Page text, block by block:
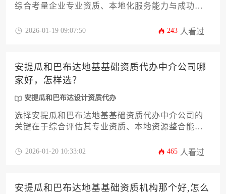
综合考量企业专业资质、本地化服务能力与成功案
熟悉加勒比地区设计行业法规且拥有稳定政府沟通
2026-01-19 09:07:50 243 人看过
安提瓜和巴布达地基基础资质代办中介公司哪
家好，怎样选？
安提瓜和巴布达设计资质代办
选择安提瓜和巴布达地基基础资质代办中介公司的
关键在于综合评估其专业资质、本地资源整合能
府合作经验、提供全程法律保障且收费明确的本土
2026-01-20 10:33:02 465 人看过
安提瓜和巴布达地基基础资质机构那个好,怎么